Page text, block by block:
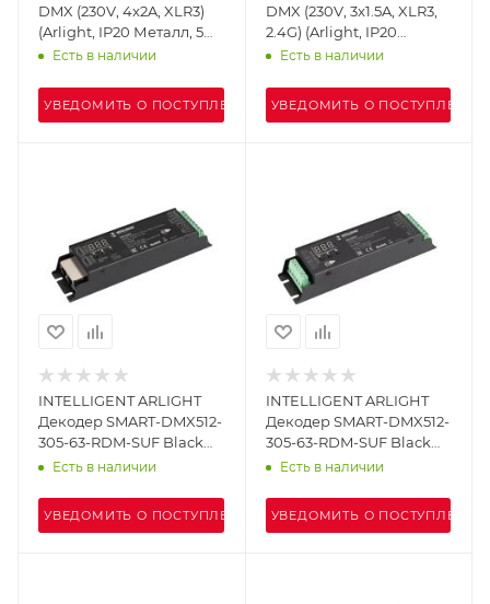
DMX (230V, 4x2A, XLR3)
(Arlight, IP20 Металл, 5
лет)Есть в наличии
УВЕДОМИТЬ О ПОСТУПЛЕНИИ
DMX (230V, 3x1.5A, XLR3,
2.4G) (Arlight, IP20
Металл, 5 лет)
Есть в наличии
УВЕДОМИТЬ О ПОСТУПЛЕНИИ
INTELLIGENT ARLIGHT
Декодер SMART-DMX512-
305-63-RDM-SUF Black
(12-48V, 5x4A, RJ-45)
Есть в наличии
УВЕДОМИТЬ О ПОСТУПЛЕНИИ
INTELLIGENT ARLIGHT
Декодер SMART-DMX512-
305-63-RDM-SUF Black
(12-48V, 5x4A, Terminal)
Есть в наличии
УВЕДОМИТЬ О ПОСТУПЛЕНИИ